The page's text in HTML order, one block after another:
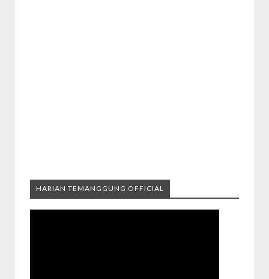
HARIAN TEMANGGUNG OFFICIAL